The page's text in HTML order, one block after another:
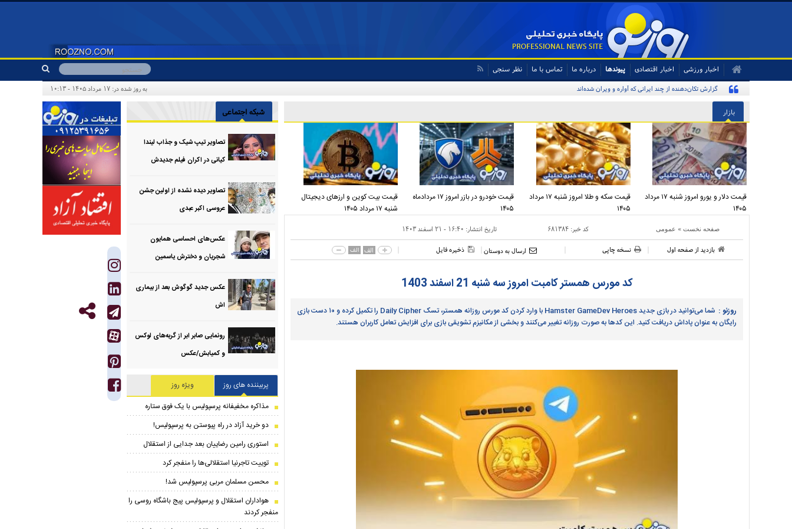
اخبار ورزشی اخبار اقتصادی پیوندها درباره ما تماس با ما نظر سنجی
گزارش تکان‌دهنده از چند ایرانی که آواره و ویران شده‌اند به روز شده در: ۱۷ مرداد ۱۴۰۵ - ۱۰:۱۳
بازار
قیمت دلار و یورو امروز شنبه ۱۷ مرداد
۱۴۰۵
قیمت سکه و طلا امروز شنبه ۱۷ مرداد
۱۴۰۵
قیمت خودرو در بازر امروز ۱۷ مردادماه
۱۴۰۵
قیمت بیت کوین و ارز‌های دیجیتال
شنبه ۱۷ مرداد ۱۴۰۵
صفحه نخست » عمومی کد خبر:۶۸۱۳۸۴ تاریخ انتشار: ۱۶:۴۰ - ۲۱ اسفند ۱۴۰۳
بازدید از صفحه اول نسخه چاپی ارسال به دوستان ذخیره فایل الف الف
کد مورس همستر کامبت امروز سه شنبه 21 اسفند 1403
روزنو :
شما می‌توانید در بازی جدید Hamster GameDev Heroes با وارد کردن کد مورس روزانه همستر، تسک Daily Cipher را تکمیل کرده و ۱۰ دست بازی
رایگان به ‌عنوان پاداش دریافت کنید. این کدها به‌ صورت روزانه تغییر می‌کنند و بخشی از مکانیزم تشویقی بازی برای افزایش تعامل کاربران هستند.
شبکه اجتماعی
تصاویر تیپ شیک و جذاب لیندا
کیانی در اکران فیلم جدیدش
تصاویر دیده نشده از اولین جشن
عروسی اکبر عبدی
عکس‌های احساسی همایون
شجریان و دخترش یاسمین
عکس جدید گوگوش بعد از بیماری
اش
رونمایی صابر ابر از گربه‌های لوکس
و کمیابش/عکس
پربیننده های روز
ویژه روز
مذاکره مخفیفانه پرسپولیس با یک فوق ستاره
دو خرید آزاد در راه پیوستن به پرسپولیس!
استوری رامین رضاییان بعد جدایی از استقلال
توییت تاجرنیا استقلالی‌ها را منفجر کرد
محسن مسلمان مربی پرسپولیس شد!
هواداران استقلال و پرسپولیس پیج باشگاه روسی را
منفجر کردند